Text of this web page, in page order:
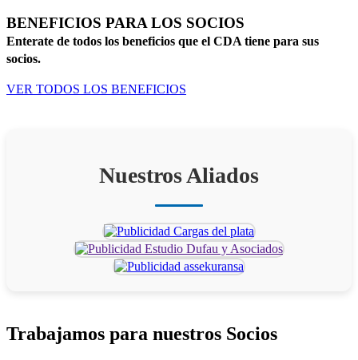
BENEFICIOS PARA LOS SOCIOS
Enterate de todos los beneficios que el CDA tiene para sus
socios.
VER TODOS LOS BENEFICIOS
Nuestros Aliados
Trabajamos para nuestros Socios